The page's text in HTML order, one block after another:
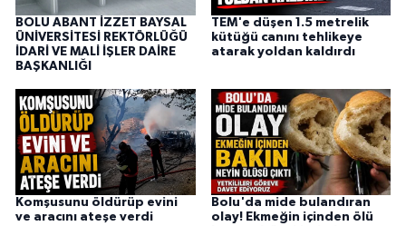
BOLU ABANT İZZET BAYSAL
ÜNİVERSİTESİ REKTÖRLÜĞÜ
İDARİ VE MALİ İŞLER DAİRE
BAŞKANLIĞI
TEM'e düşen 1.5 metrelik
kütüğü canını tehlikeye
atarak yoldan kaldırdı
Komşusunu öldürüp evini
ve aracını ateşe verdi
Bolu'da mide bulandıran
olay! Ekmeğin içinden ölü